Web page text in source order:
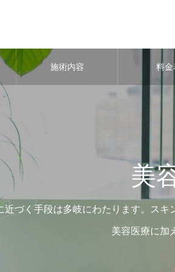
施術内容 料金
美
近づく手段は多岐にわたります。ス
美容医療に加